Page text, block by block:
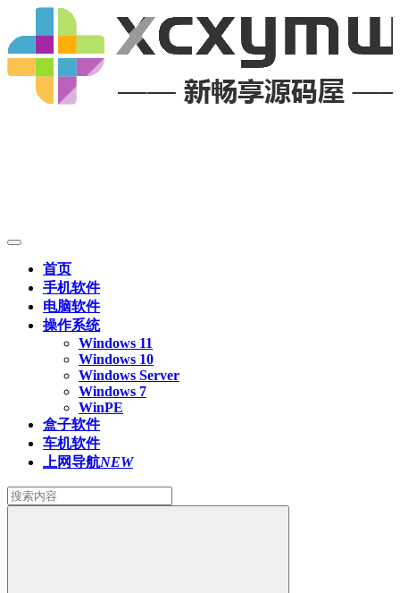
首页
手机软件
电脑软件
操作系统
Windows 11
Windows 10
Windows Server
Windows 7
WinPE
盒子软件
车机软件
上网导航NEW